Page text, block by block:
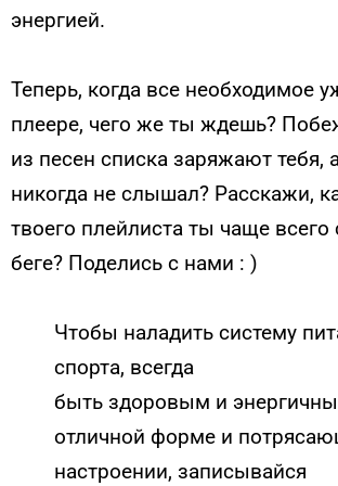
энергией.
Теперь, когда все необходимое
плеере, чего же ты ждешь?
из песен списка заряжают тебя,
никогда не слышал? Расскажи,
твоего плейлиста ты чаще
беге? Поделись с нами : )
Чтобы наладить систему
спорта, всегда
быть здоровым и
отличной форме и
настроении, записывайся